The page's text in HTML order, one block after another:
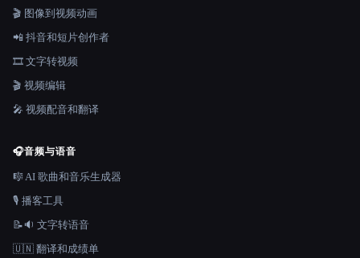
🎬 图像到视频动画
📲 抖音和短片创作者
🎞️ 文字转视频
🎬 视频编辑
🎤 视频配音和翻译
🎧音频与语音
🎼 AI 歌曲和音乐生成器
🎙️ 播客工具
📝🔉 文字转语音
🇺🇳 翻译和成绩单